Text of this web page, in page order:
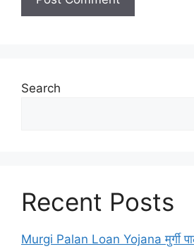
Search
Recent Posts
Murgi Palan Loan Yojana मुर्गी